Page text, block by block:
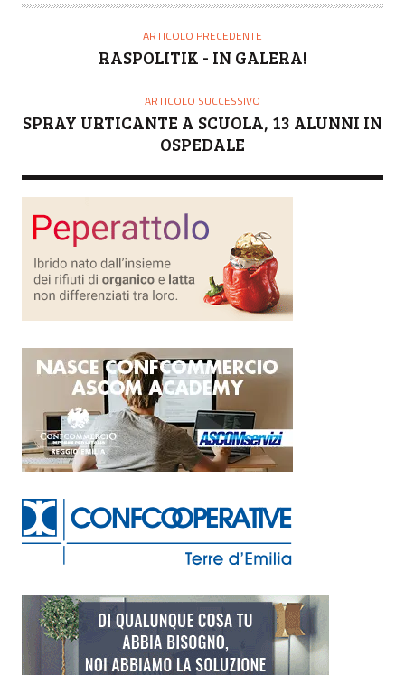
ARTICOLO PRECEDENTE
RASPOLITIK - IN GALERA!
ARTICOLO SUCCESSIVO
SPRAY URTICANTE A SCUOLA, 13 ALUNNI IN
OSPEDALE